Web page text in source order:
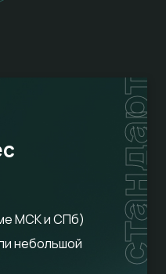
стандарт
МСК и СПб)
небольшой